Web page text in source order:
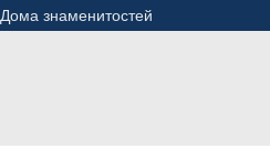
Дома знаменитостей